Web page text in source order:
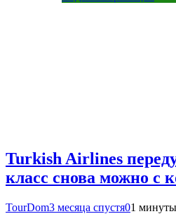
Turkish Airlines
класс снова можно с
TourDom3 месяца спустя01 минуты